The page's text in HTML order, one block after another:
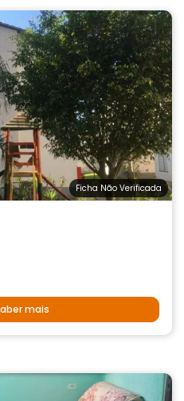
Ficha Não Verificada
mais